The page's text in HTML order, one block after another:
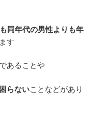
同年代の男性よりも年
す
であることや
らないことなどがあり